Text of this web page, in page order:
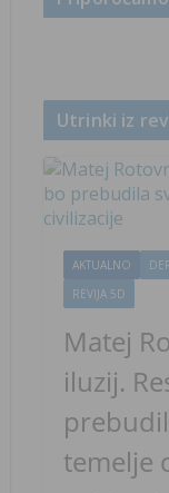
Utrinki iz
AKTUALNO
REVIJA 5D
Matej
iluzij.
temelje